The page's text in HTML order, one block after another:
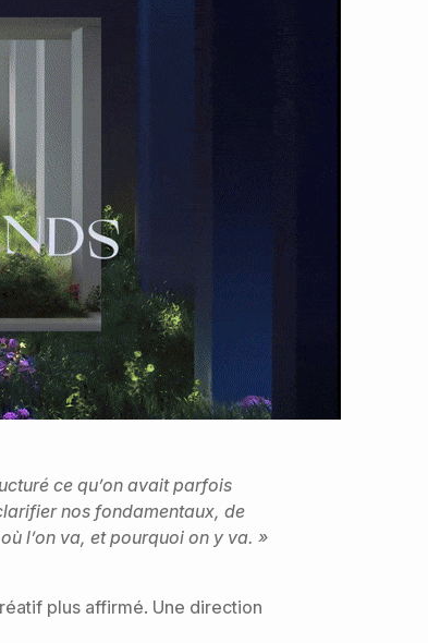
ce qu’on avait parfois
nos fondamentaux, de
l’on va, et pourquoi on y va. »
plus affirmé. Une direction